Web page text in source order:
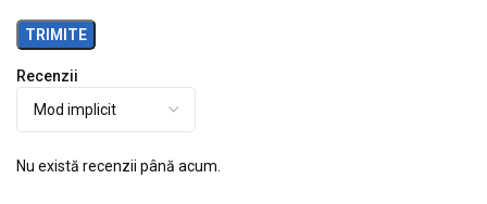
Recenzii
Nu există recenzii până acum.